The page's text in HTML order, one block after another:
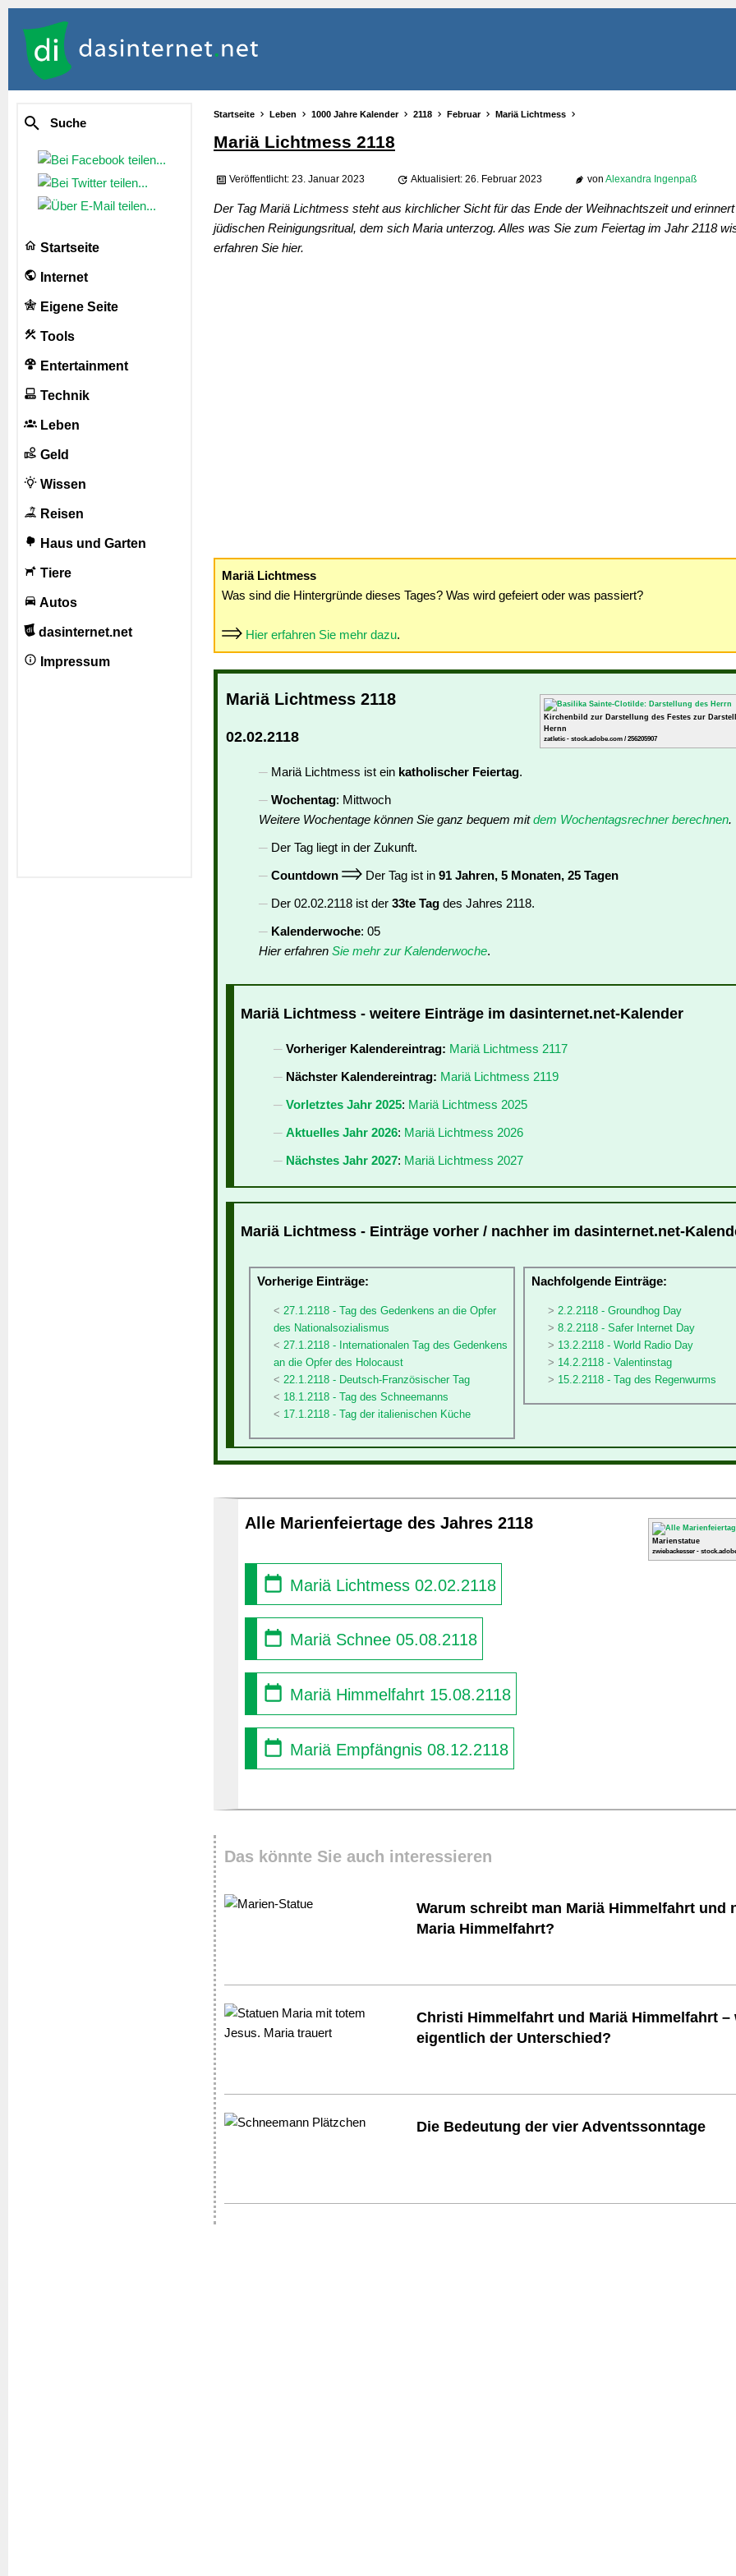
Suche
Startseite
Internet
Eigene Seite
Tools
Entertainment
Technik
Leben
Geld
Wissen
Reisen
Haus und Garten
Tiere
Autos
dasinternet.net
Impressum
Startseite Leben 1000 Jahre Kalender 2118 Februar Mariä Lichtmess
Mariä Lichtmess 2118
Veröffentlicht: 23. Januar 2023 Aktualisiert: 26. Februar 2023 von Alexandra Ingenpaß
Der Tag Mariä Lichtmess steht aus kirchlicher Sicht für das Ende der Weihnachtszeit und
jüdischen Reinigungsritual, dem sich Maria unterzog. Alles was Sie zum Feiertag im Jahr 2118
erfahren Sie hier.
Mariä Lichtmess
Was sind die Hintergründe dieses Tages? Was wird gefeiert oder was passiert?
Hier erfahren Sie mehr dazu.
Kirchenbild zur Darstellung des Festes zur
Hernn
zatletic - stock.adobe.com / 256205907
Mariä Lichtmess 2118
02.02.2118
Mariä Lichtmess ist ein katholischer Feiertag.
Wochentag: Mittwoch
Weitere Wochentage können Sie ganz bequem mitdem Wochentagsrechner berechnen.
Der Tag liegt in der Zukunft.
Countdown
Der Tag ist in 91 Jahren, 5 Monaten, 25 Tagen
Der 02.02.2118 ist der 33te Tag des Jahres 2118.
Kalenderwoche: 05
Hier erfahren Sie mehr zur Kalenderwoche.
Mariä Lichtmess - weitere Einträge im dasinternet.net-Kalender
Vorheriger Kalendereintrag: Mariä Lichtmess 2117
Nächster Kalendereintrag: Mariä Lichtmess 2119
Vorletztes Jahr 2025: Mariä Lichtmess 2025
Aktuelles Jahr 2026: Mariä Lichtmess 2026
Nächstes Jahr 2027: Mariä Lichtmess 2027
Mariä Lichtmess - Einträge vorher / nachher im dasinternet.net-
Vorherige Einträge:
27.1.2118 - Tag des Gedenkens an die Opfer
des Nationalsozialismus
27.1.2118 - Internationalen Tag des Gedenkens
an die Opfer des Holocaust
22.1.2118 - Deutsch-Französischer Tag
18.1.2118 - Tag des Schneemanns
17.1.2118 - Tag der italienischen Küche
Nachfolgende Einträge:
2.2.2118 - Groundhog Day
8.2.2118 - Safer Internet Day
13.2.2118 - World Radio Day
14.2.2118 - Valentinstag
15.2.2118 - Tag des Regenwurms
Marienstatue
zwiebackesser -
Alle Marienfeiertage des Jahres 2118
Mariä Lichtmess 02.02.2118
Mariä Schnee 05.08.2118
Mariä Himmelfahrt 15.08.2118
Mariä Empfängnis 08.12.2118
Das könnte Sie auch interessieren
Warum schreibt man Mariä Himmelfahrt und
Maria Himmelfahrt?
Christi Himmelfahrt und Mariä Himmelfahrt –
eigentlich der Unterschied?
Die Bedeutung der vier Adventssonntage